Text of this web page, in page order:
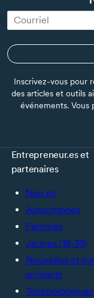
Inscrivez-vous pour
des articles et outils
événements.
Entrepreneur.es et
partenaires
Noir.es
Autochtones
Femmes
Jeunes (18-39)
Nouvelles et
arrivants
Technologiques